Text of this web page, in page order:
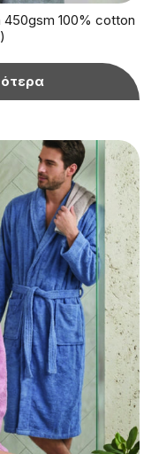
100% cotton